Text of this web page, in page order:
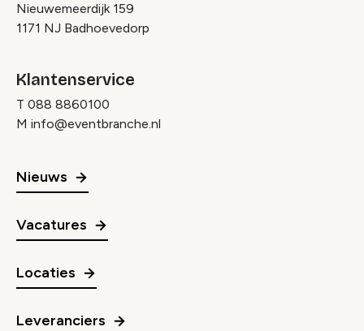
Nieuwemeerdijk 159
1171 NJ Badhoevedorp
Klantenservice
T 088 8860100
M info@eventbranche.nl
Nieuws
Vacatures
Locaties
Leveranciers